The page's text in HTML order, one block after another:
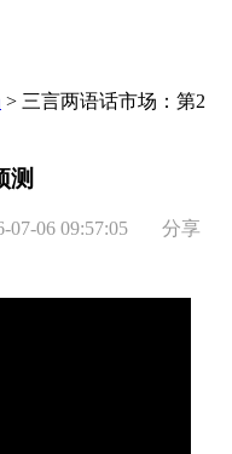
> 三言两语话市场：第2
测
07-06 09:57:05 分享